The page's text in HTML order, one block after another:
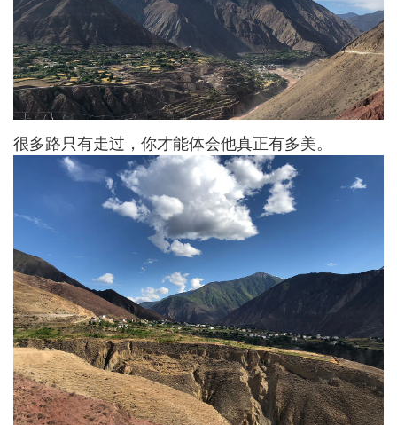
很多路只有走过，你才能体会他真正有多美。